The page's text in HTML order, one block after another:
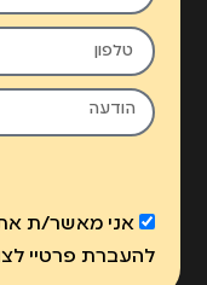
אני מאשר/ת
להעברת פרטיי